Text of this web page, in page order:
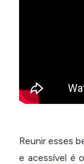
Reunir esses
e acessível é